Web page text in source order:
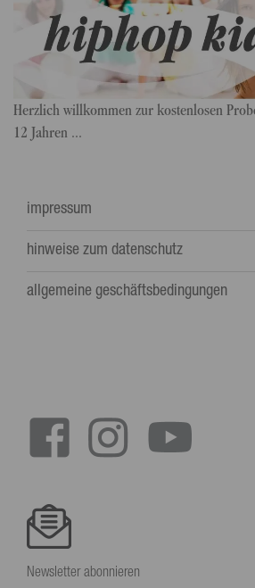
Herzlich willkommen zur kostenlosen
12 Jahren ...
impressum
hinweise zum datenschutz
allgemeine geschäftsbedingungen
Newsletter abonnieren